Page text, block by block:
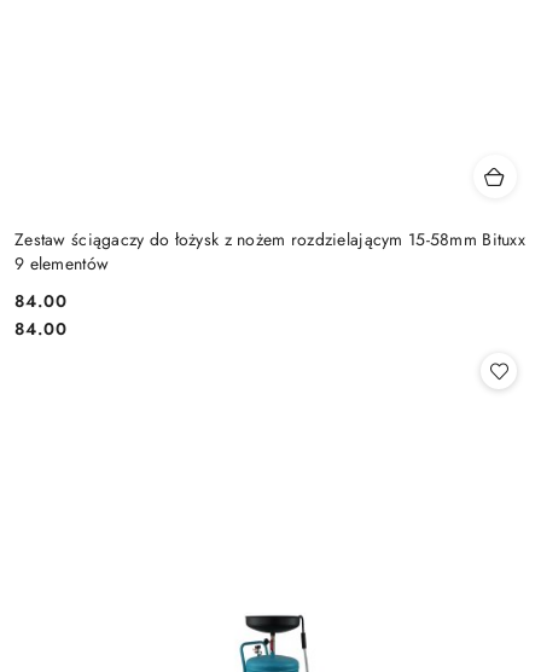
Zestaw ściągaczy do łożysk z nożem rozdzielającym 15-58mm Bituxx
9 elementów
Cena:
84.00
Cena:
84.00